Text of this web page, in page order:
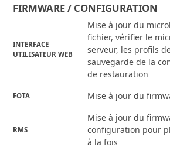
FIRMWARE / CONFIGURATION
INTERFACE
UTILISATEUR WEB
Mise à jour du
fichier, vérifier le
serveur, les profils
sauvegarde de la
de restauration
FOTA Mise à jour du
RMS
Mise à jour du
configuration pour
à la fois